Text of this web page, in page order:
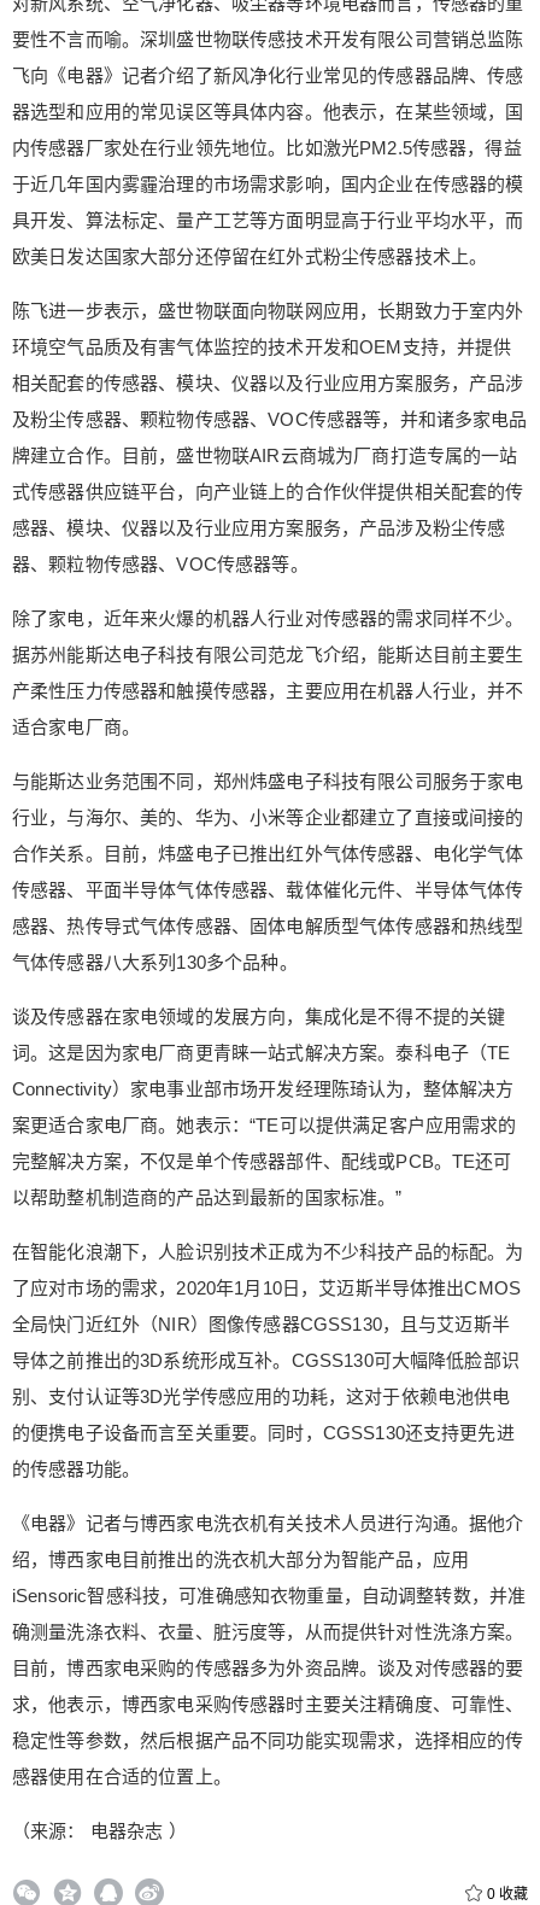
要性不言而喻。深圳盛世物联传感技术开发有限公司营销总监陈
飞向《电器》记者介绍了新风净化行业常见的传感器品牌、传感
器选型和应用的常见误区等具体内容。他表示，在某些领域，国
内传感器厂家处在行业领先地位。比如激光PM2.5传感器，得益
于近几年国内雾霾治理的市场需求影响，国内企业在传感器的模
具开发、算法标定、量产工艺等方面明显高于行业平均水平，而
欧美日发达国家大部分还停留在红外式粉尘传感器技术上。
陈飞进一步表示，盛世物联面向物联网应用，长期致力于室内外
环境空气品质及有害气体监控的技术开发和OEM支持，并提供
相关配套的传感器、模块、仪器以及行业应用方案服务，产品涉
及粉尘传感器、颗粒物传感器、VOC传感器等，并和诸多家电品
牌建立合作。目前，盛世物联AIR云商城为厂商打造专属的一站
式传感器供应链平台，向产业链上的合作伙伴提供相关配套的传
感器、模块、仪器以及行业应用方案服务，产品涉及粉尘传感
器、颗粒物传感器、VOC传感器等。
除了家电，近年来火爆的机器人行业对传感器的需求同样不少。
据苏州能斯达电子科技有限公司范龙飞介绍，能斯达目前主要生
产柔性压力传感器和触摸传感器，主要应用在机器人行业，并不
适合家电厂商。
与能斯达业务范围不同，郑州炜盛电子科技有限公司服务于家电
行业，与海尔、美的、华为、小米等企业都建立了直接或间接的
合作关系。目前，炜盛电子已推出红外气体传感器、电化学气体
传感器、平面半导体气体传感器、载体催化元件、半导体气体传
感器、热传导式气体传感器、固体电解质型气体传感器和热线型
气体传感器八大系列130多个品种。
谈及传感器在家电领域的发展方向，集成化是不得不提的关键
词。这是因为家电厂商更青睐一站式解决方案。泰科电子（TE
Connectivity）家电事业部市场开发经理陈琦认为，整体解决方
案更适合家电厂商。她表示：“TE可以提供满足客户应用需求的
完整解决方案，不仅是单个传感器部件、配线或PCB。TE还可
以帮助整机制造商的产品达到最新的国家标准。”
在智能化浪潮下，人脸识别技术正成为不少科技产品的标配。为
了应对市场的需求，2020年1月10日，艾迈斯半导体推出CMOS
全局快门近红外（NIR）图像传感器CGSS130，且与艾迈斯半
导体之前推出的3D系统形成互补。CGSS130可大幅降低脸部识
别、支付认证等3D光学传感应用的功耗，这对于依赖电池供电
的便携电子设备而言至关重要。同时，CGSS130还支持更先进
的传感器功能。
《电器》记者与博西家电洗衣机有关技术人员进行沟通。据他介
绍，博西家电目前推出的洗衣机大部分为智能产品，应用
iSensoric智感科技，可准确感知衣物重量，自动调整转数，并准
确测量洗涤衣料、衣量、脏污度等，从而提供针对性洗涤方案。
目前，博西家电采购的传感器多为外资品牌。谈及对传感器的要
求，他表示，博西家电采购传感器时主要关注精确度、可靠性、
稳定性等参数，然后根据产品不同功能实现需求，选择相应的传
感器使用在合适的位置上。
（来源： 电器杂志 ）
0 收藏
年来火爆的机器人行业对传感器的需求同样不少。
达目前主要生产柔性压力传感器和触摸传感器，主
要应用在机器人行业，并不适合家电厂商。 与能斯
达业务范围不同，郑州炜盛电子科技有限公司服务
于家电行业，与海尔、美的、华为、小米等企业都
建立了直接或间接的合作关系。目前，炜盛电子已
导体气体传感器、载体催化元件、半导体气体传感
器、热传导式气体传感器、固体电解质型气体传感
及传感器在家电领域的发展方向，集成化是不得不
提的关键词。这是因为家电厂商更青睐一站式解决
方案。泰科电子（TE Connectivity）家电事业部市
场开发经理陈琦认为，整体解决方案更适合家电厂
商。她表示：“TE可以提供满足客户应用需求的完整
E还可以帮助整机制造商的产品达到最新的国家标
准。” 在智能化浪潮下，人脸识别技术正成为不少科
0日，艾迈斯半导体推出CMOS全局快门近红外（NI
R）图像传感器CGSS130，且与艾迈斯半导体之前
推出的3D系统形成互补。CGSS130可大幅降低脸
部识别、支付认证等3D光学传感应用的功耗，这对
时，CGSS130还支持更先进的传感器功能。 《电
器》记者与博西家电洗衣机有关技术人员进行沟
通。据他介绍，博西家电目前推出的洗衣机大部分
衣物重量，自动调整转数，并准确测量洗涤衣料、
衣量、脏污度等，从而提供针对性洗涤方案。目
前，博西家电采购的传感器多为外资品牌。谈及对
要关注精确度、可靠性、稳定性等参数，然后根据
产品不同功能实现需求，选择相应的传感器使用在
合适的位置上。 （来源： 电器杂志 ） 0 收藏
2 5 10
20 元 50 元 自定义
立刻支付
付费内容
¥
6位以上
6位以上